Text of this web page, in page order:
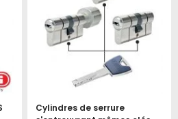
Cylindres de serrure